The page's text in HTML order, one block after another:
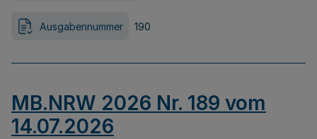
Ausgabennummer 190
MB.NRW 2026 Nr. 189 vom
14.07.2026